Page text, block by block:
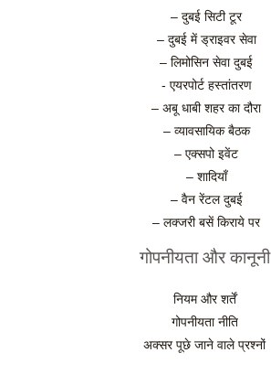
– दुबई सिटी टूर
– दुबई में ड्राइवर सेवा
– लिमोसिन सेवा दुबई
- एयरपोर्ट हस्तांतरण
– अबू धाबी शहर का दौरा
– व्यावसायिक बैठक
– एक्सपो इवेंट
– शादियाँ
– वैन रेंटल दुबई
– लक्जरी बसें किराये पर
गोपनीयता और कानूनी
नियम और शर्तें
गोपनीयता नीति
अक्सर पूछे जाने वाले प्रश्नों